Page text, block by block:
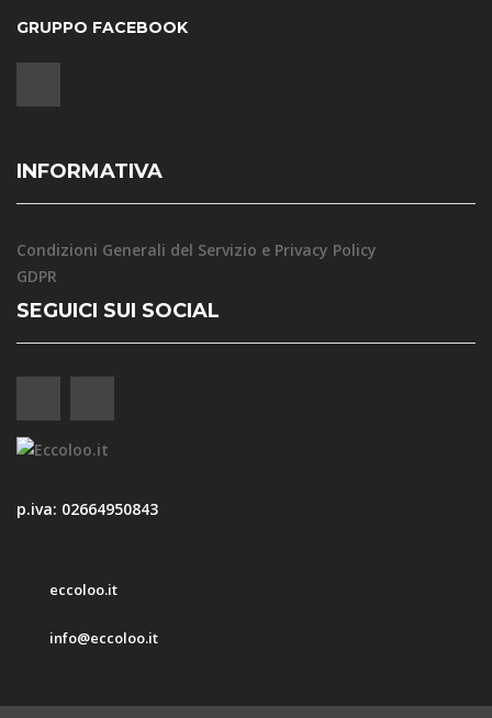
GRUPPO FACEBOOK
INFORMATIVA
Condizioni Generali del Servizio e Privacy Policy
GDPR
SEGUICI SUI SOCIAL
p.iva: 02664950843
eccoloo.it
info@eccoloo.it